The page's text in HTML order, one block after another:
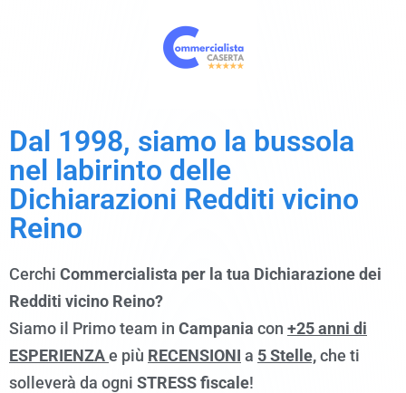
Dal 1998, siamo la bussola
nel labirinto delle
Dichiarazioni Redditi vicino
Reino
Cerchi Commercialista per la tua Dichiarazione dei
Redditi vicino Reino?
Siamo il Primo team in Campania con +25 anni di
ESPERIENZAe più RECENSIONI a 5 Stelle,che ti
solleverà da ogni STRESS fiscale!